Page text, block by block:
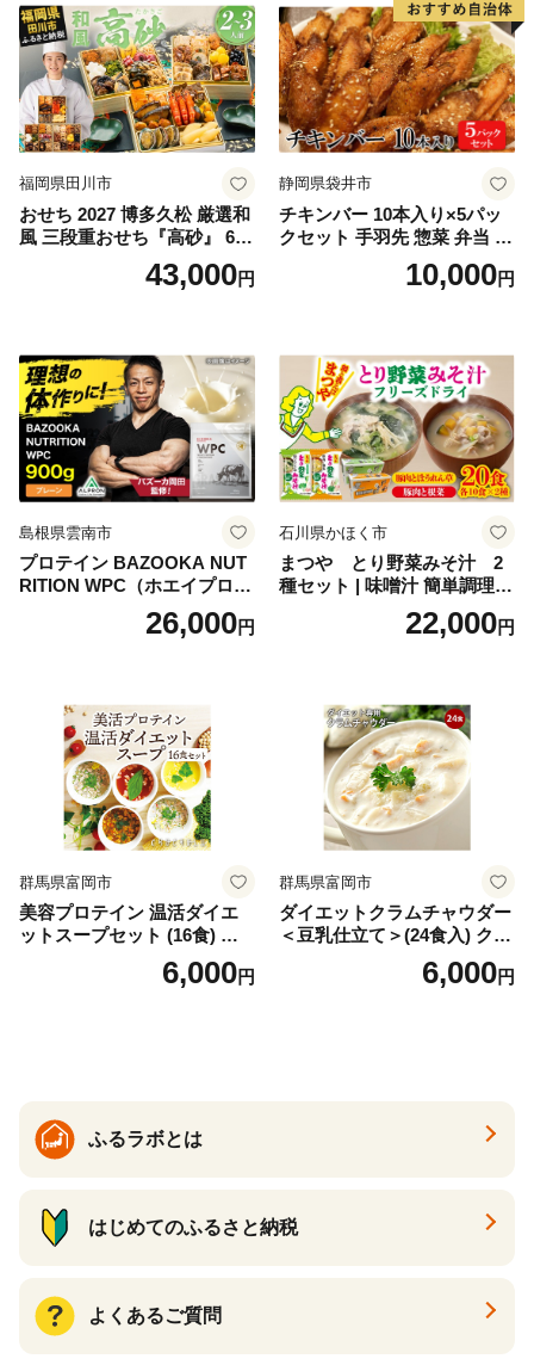
福岡県田川市
おせち 2027 博多久松 厳選和
風 三段重おせち『高砂』 6.5
寸 3段重 2～3人前 おせち料
理 重箱 お正月 冷凍おせち 縁
ち 本格おせち おせち予約 年
末 年始 お取り寄せ 新春 贅沢
おせち こだわりおせち 惣菜
老舗おせち ふるさと納税お
せち 御節 お節料理 正月 調理
不要 おせち料理2027
43,000円
静岡県袋井市
チキンバー 10本入り×5パッ
クセット 手羽先 惣菜 弁当 お
かず お酒 おつまみ ギフト キ
ャンプ アウトドア キャンプ
10,000円
島根県雲南市
プロテイン BAZOOKA NUT
RITION WPC（ホエイプロテ
イン）＜プレーン＞ 900g｜
バズーカ岡田監修・植物由来
ロン [AIEN005]
26,000円
石川県かほく市
まつや とり野菜みそ汁 2
種セット | 味噌汁 簡単調理
お味噌 おみそ みそ とり野菜
時短料理 時短ごはん ご当地
22,000円
群馬県富岡市
美容プロテイン 温活ダイエ
ットスープセット (16食) 小
分け スープ 食べ比べ セット
詰合せ クラムチャウダー チ
6,000円
群馬県富岡市
ダイエットクラムチャウダー
＜豆乳仕立て＞(24食入) クラ
ムチャウダー 豆乳 ダイエッ
ト スープ プロテイン たんぱ
6,000円
ふるラボとは
はじめてのふるさと納税
よくあるご質問